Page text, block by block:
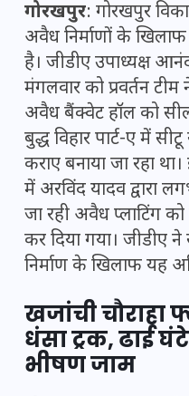
गोरखपुर: गोरखपुर
अवैध निर्माणों के
है। जीडीए उपाध्यक्ष
मंगलवार को प्रवर्तन
अवैध बैंक्वेट हॉल को
बुद्ध विहार पार्ट-ए में सीटू
कराए बनाया जा रहा
में अरविंद यादव द्वारा
जा रही अवैध प्लाटिंग
कर दिया गया। जीडीए
निर्माण के खिलाफ यह
खजांची
धंसा ट्रक, ढाई
भीषण जाम